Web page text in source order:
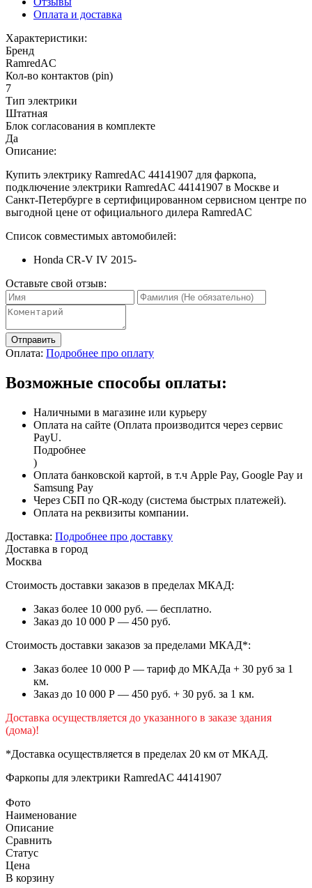
Оплата и доставка
Характеристики:
Бренд
RamredAC
Кол-во контактов (pin)
7
Тип электрики
Штатная
Блок согласования в комплекте
Да
Описание:
Купить электрику RamredAC 44141907 для фаркопа,
подключение электрики RamredAC 44141907 в Москве и
Санкт-Петербурге в сертифицированном сервисном центре по
выгодной цене от официального дилера RamredAC
Список совместимых автомобилей:
Honda CR-V IV 2015-
Оставьте свой отзыв:
Отправить
Оплата: Подробнее про оплату
Возможные способы оплаты:
Наличными в магазине или курьеру
Оплата на сайте (Оплата производится через сервис
PayU.
Подробнее
)
Оплата банковской картой, в т.ч Apple Pay, Google Pay и
Samsung Pay
Через СБП по QR-коду (система быстрых платежей).
Оплата на реквизиты компании.
Доставка: Подробнее про доставку
Доставка в город
Москва
Стоимость доставки заказов в пределах МКАД:
Заказ более 10 000 руб. — бесплатно.
Заказ до 10 000 Р — 450 руб.
Стоимость доставки заказов за пределами МКАД*:
Заказ более 10 000 Р — тариф до МКАДа + 30 руб за 1
км.
Заказ до 10 000 Р — 450 руб. + 30 руб. за 1 км.
Доставка осуществляется до указанного в заказе здания
(дома)!
*Доставка осуществляется в пределах 20 км от МКАД.
Фаркопы для электрики RamredAC 44141907
Фото
Наименование
Описание
Сравнить
Статус
Цена
В корзину